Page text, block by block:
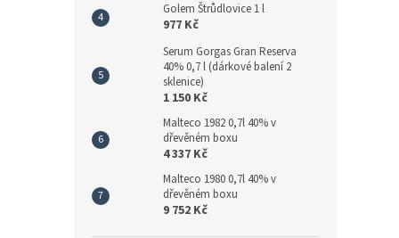
Golem Štrůdlovice 1 l
977 Kč
Serum Gorgas Gran Reserva
40% 0,7 l (dárkové balení 2
sklenice)
1 150 Kč
Malteco 1982 0,7l 40% v
dřevěném boxu
4 337 Kč
Malteco 1980 0,7l 40% v
dřevěném boxu
9 752 Kč